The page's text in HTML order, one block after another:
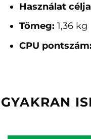
Használat
Tömeg: 1,36 kg
CPU pontszám:
GYAKRAN